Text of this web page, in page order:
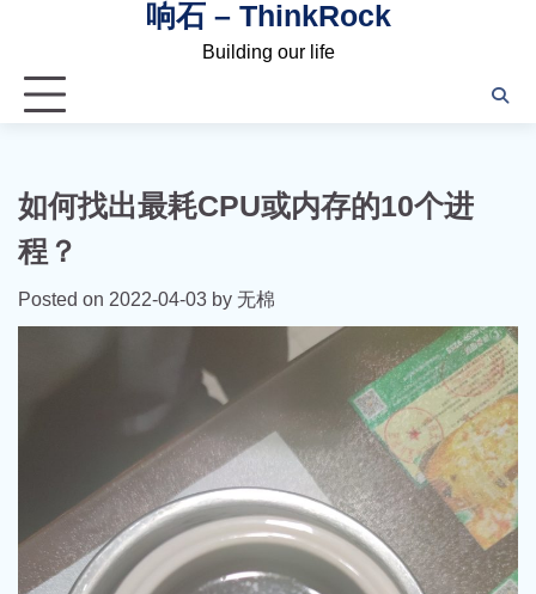
响石 – ThinkRock
Building our life
如何找出最耗CPU或内存的10个进
程？
Posted on 2022-04-03 by 无棉